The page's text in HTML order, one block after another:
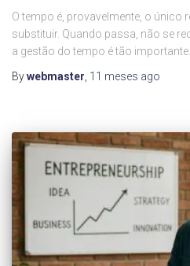
O tempo é, provavelmente, o único
substituir. Quando passa, não se
a gestão do tempo é tão importante.
Bywebmaster 11 meses ago